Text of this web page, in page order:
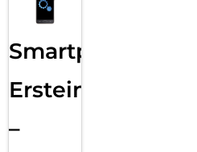
Smartphone
Ersteinrichtung
–